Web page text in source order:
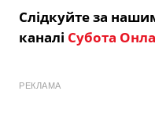
Слідкуйте за
каналі Субота
РЕКЛАМА